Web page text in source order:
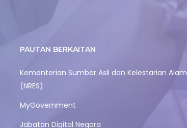
PAUTAN BERKAITAN
Kementerian Sumber Asli dan Kelestarian Alam
(NRES)
MyGovernment
Jabatan Digital Negara